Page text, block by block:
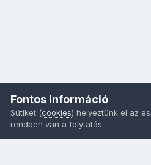
Fontos információ
Sütiket (cookies) helyeztünk el az
rendben van a folytatás.